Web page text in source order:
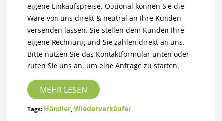
eigene Einkaufspreise. Optional können Sie die
Ware von uns direkt & neutral an Ihre Kunden
versenden lassen. Sie stellen dem Kunden Ihre
eigene Rechnung und Sie zahlen direkt an uns.
Bitte nutzen Sie das Kontaktformular unten oder
rufen Sie uns an, um eine Anfrage zu starten.
MEHR LESEN
Tags: Händler,Wiederverkäufer